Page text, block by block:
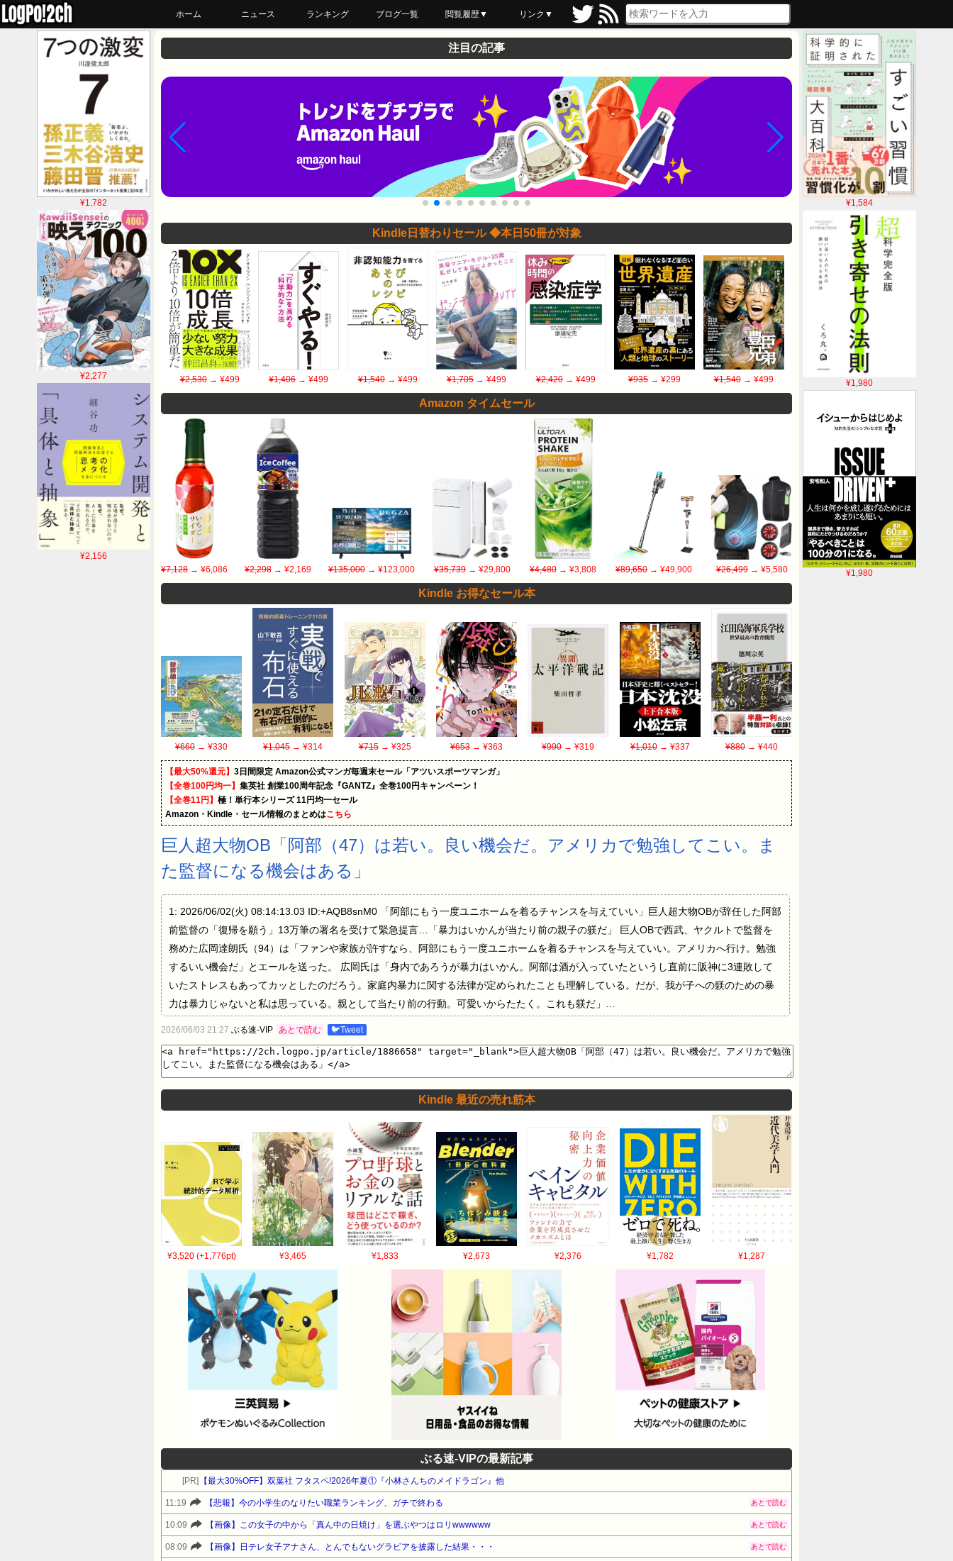
ホーム ニュース ランキング ブログ一覧 閲覧履歴▼
最近読んだ
あとで読む
ブックマーク
リンク▼
¥1,584
¥1,980
¥1,980
¥1,782
¥2,277
¥2,156
注目の記事
Kindle日替わりセール ◆本日50冊が対象
¥2,530→ ¥499 ¥1,406 → ¥499 ¥1,540→ ¥499 ¥1,705 → ¥499 ¥2,420→ ¥499 ¥935 → ¥299 ¥1,540→ ¥499
Amazon タイムセール
¥7,128 → ¥6,086 ¥2,298 → ¥2,169 ¥135,000 → ¥123,000 ¥35,739 → ¥29,800 ¥4,480 → ¥3,808 ¥89,650 → ¥49,900 ¥26,499→ ¥5,580
Kindle お得なセール本
¥660 → ¥330 ¥1,045→ ¥314 ¥715→ ¥325 ¥653→ ¥363 ¥990→ ¥319 ¥1,010→ ¥337 ¥880→ ¥440
【最大50%還元】 3日間限定 Amazon公式マンガ毎週末セール「アツいスポーツマンガ」
【全巻100円均一】 集英社 創業100周年記念『GANTZ』全巻100円キャンペーン！
【全巻11円】 極！単行本シリーズ 11円均一セール
Amazon・Kindle・セール情報のまとめはこちら
巨人超大物OB「阿部（47）は若い。良い機会だ。アメリカで勉強してこい。ま
た監督になる機会はある」
1: 2026/06/02(火) 08:14:13.03 ID:+AQB8snM0 「阿部にもう一度ユニホームを着るチャンスを与えていい」巨人超大物OBが辞任した阿部
前監督の「復帰を願う」13万筆の署名を受けて緊急提言…「暴力はいかんが当たり前の親子の躾だ」 巨人OBで西武、ヤクルトで監督を
務めた広岡達朗氏（94）は「ファンや家族が許すなら、阿部にもう一度ユニホームを着るチャンスを与えていい。アメリカへ行け。勉強
するいい機会だ」とエールを送った。 広岡氏は「身内であろうが暴力はいかん。阿部は酒が入っていたというし直前に阪神に3連敗して
いたストレスもあってカッとしたのだろう。家庭内暴力に関する法律が定められたことも理解している。だが、我が子への躾のための暴
力は暴力じゃないと私は思っている。親として当たり前の行動。可愛いからたたく。これも躾だ」…
2026/06/03 21:27 ぶる速-VIP あとで読む 🐦Tweet
Kindle 最近の売れ筋本
¥3,520 (+1,776pt) ¥3,465 ¥1,833 ¥2,673 ¥2,376 ¥1,782 ¥1,287
ぶる速-VIPの最新記事
[PR] 【最大30%OFF】双葉社 フタスペ!2026年夏①『小林さんちのメイドラゴン』他
11:19 【悲報】今の小学生のなりたい職業ランキング、ガチで終わる あとで読む
10:09 【画像】この女子の中から「真ん中の日焼け」を選ぶやつはロリwwwwww あとで読む
08:09 【画像】日テレ女子アナさん、とんでもないグラビアを披露した結果・・・ あとで読む